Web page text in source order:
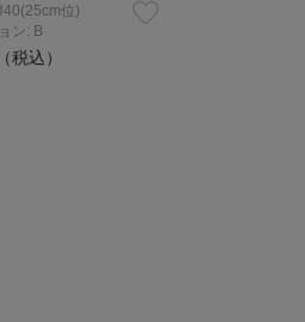
位)
ン: B
税込）